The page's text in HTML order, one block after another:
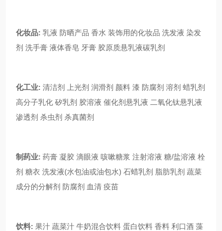
化妆品: 乳液 防晒产品 香水 装饰用的化妆品 洗发液 染发
剂 洗手膏 液体香皂 牙膏 胶原质悬乳液碳乳剂
化工业: 清洁剂 上光剂 润滑剂 颜料 漆 防腐剂 溶剂 蜡乳剂
高分子乳化 矽乳剂 胶溶液 催化剂悬乳液 二氧化钛悬乳液
渗透剂 杀虫剂 杀真菌剂
制药业: 药膏 凝胶 滴眼液 咳嗽糖浆 注射溶液 糖/盐溶液 栓
剂 糖衣 洗发液(水包油或油包水) 石蜡乳剂 脂肪乳剂 蔬菜
成分的分解剂 防腐剂 血清 疫苗
饮料: 果汁 蔬菜汁 牛奶混合饮料 蛋白饮料 香料 利口酒 藻